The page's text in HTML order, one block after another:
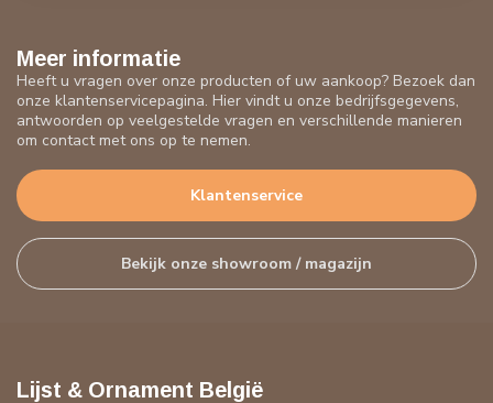
Meer informatie
Heeft u vragen over onze producten of uw aankoop? Bezoek dan
onze klantenservicepagina. Hier vindt u onze bedrijfsgegevens,
antwoorden op veelgestelde vragen en verschillende manieren
om contact met ons op te nemen.
Klantenservice
Bekijk onze showroom / magazijn
Lijst & Ornament België